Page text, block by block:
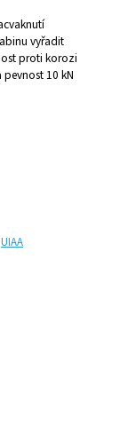
vyřadit
proti korozi
10 kN
UIAA